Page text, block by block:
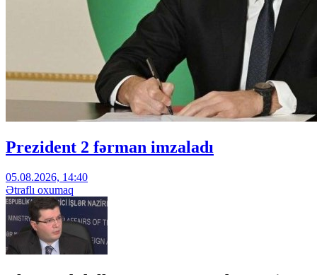
Prezident 2 fərman imzaladı
05.08.2026, 14:40
Ətraflı oxumaq